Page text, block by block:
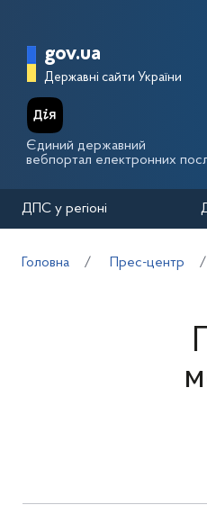
Головна
gov.ua
Державні сайти України
Єдиний державний
вебпортал електронних
ДПС у регіоні
Головна Прес-центр